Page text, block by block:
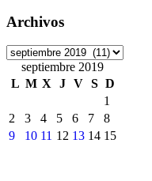
Archivos
Archivos
septiembre 2019
L M X J V S D
1
2
3 4 5 6 7
8
9
10 11 12 13 14 15